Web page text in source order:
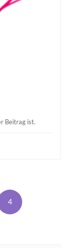
Beitrag ist.
4